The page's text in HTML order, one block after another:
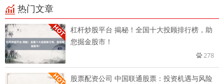
热门文章
杠杆炒股平台 揭秘！全国十大投顾排行榜，助
您掘金股市！
278
股票配资公司 中国联通股票：投资机遇与风险